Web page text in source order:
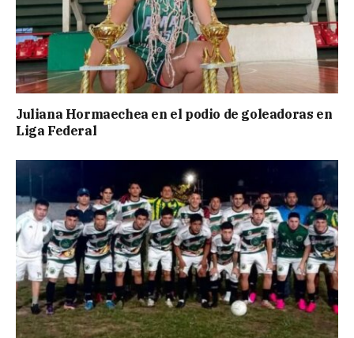
Juliana Hormaechea en el podio de goleadoras en
Liga Federal